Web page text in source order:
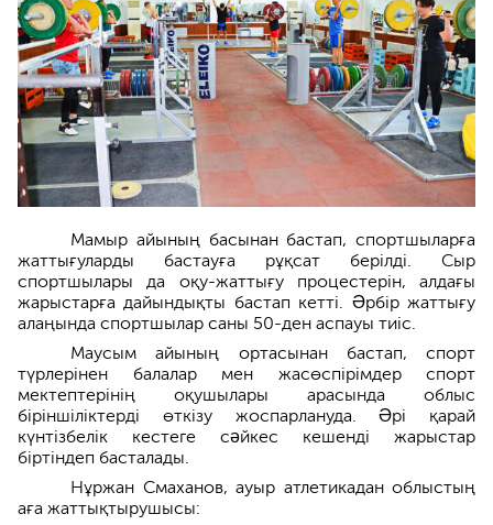
Мамыр айының басынан бастап, спортшыларға
жаттығуларды бастауға рұқсат берілді. Сыр
спортшылары да оқу-жаттығу процестерін, алдағы
жарыстарға дайындықты бастап кетті. Əрбір жаттығу
алаңында спортшылар саны 50-ден аспауы тиіс.
Маусым айының ортасынан бастап, спорт
түрлерінен балалар мен жасөспірімдер спорт
мектептерінің оқушылары арасында облыс
біріншіліктерді өткізу жоспарлануда. Əрі қарай
күнтізбелік кестеге сəйкес кешенді жарыстар
біртіндеп басталады.
Нұржан Смаханов, ауыр атлетикадан облыстың
аға жаттықтырушысы: